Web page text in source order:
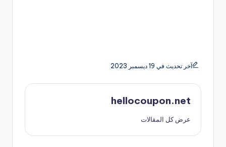
آخر تحديث في 19 ديسمبر 2023
hellocoupon.net
عرض كل المقالات